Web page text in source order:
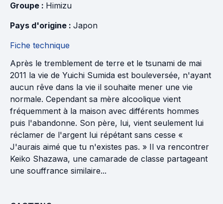
Groupe : Himizu
Pays d'origine : Japon
Fiche technique
Après le tremblement de terre et le tsunami de mai
2011 la vie de Yuichi Sumida est bouleversée, n'ayant
aucun rêve dans la vie il souhaite mener une vie
normale. Cependant sa mère alcoolique vient
fréquemment à la maison avec différents hommes
puis l'abandonne. Son père, lui, vient seulement lui
réclamer de l'argent lui répétant sans cesse «
J'aurais aimé que tu n'existes pas. » Il va rencontrer
Keiko Shazawa, une camarade de classe partageant
une souffrance similaire...